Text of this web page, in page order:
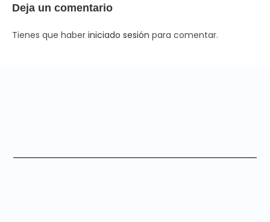
Deja un comentario
Tienes que haber iniciado sesión para comentar.